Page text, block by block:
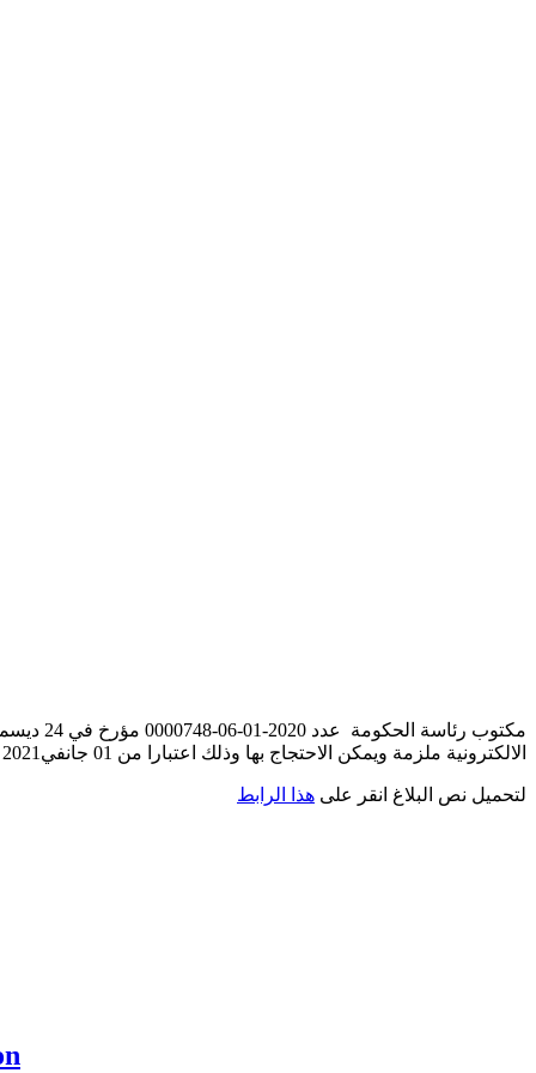
الالكترونية ملزمة ويمكن الاحتجاج بها وذلك اعتبارا من 01 جانفي2021
لتحميل نص البلاغ انقر على هذا الرابط